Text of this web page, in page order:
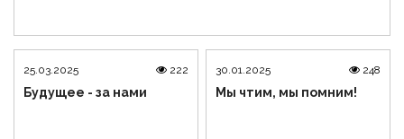
25.03.2025 222
Будущее - за нами
30.01.2025 248
Мы чтим, мы помним!